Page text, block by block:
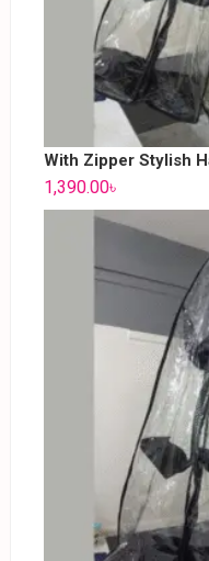
With Zipper Stylish
1,390.00৳